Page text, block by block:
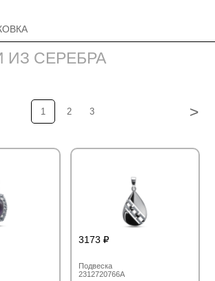
ИЗ СЕРЕБРА
1 2 3 >
3173
Подвеска
2312720766A